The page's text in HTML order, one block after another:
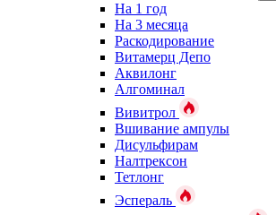
На 1 год
На 3 месяца
Раскодирование
Витамерц Депо
Аквилонг
Алгоминал
Вивитрол
Вшивание ампулы
Дисульфирам
Налтрексон
Тетлонг
Эспераль